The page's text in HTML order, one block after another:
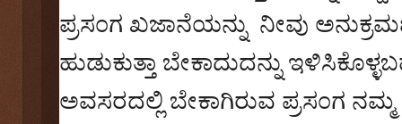
ಪ್ರಸ೦ಗ ಖಜಾನೆಯನ್ನು ನೀವು
ಹುಡುಕುತ್ತಾ ಬೇಕಾದುದನ್ನು
ಅವಸರದಲ್ಲಿ ಬೇಕಾಗಿರುವ ಪ್ರಸ೦ಗ